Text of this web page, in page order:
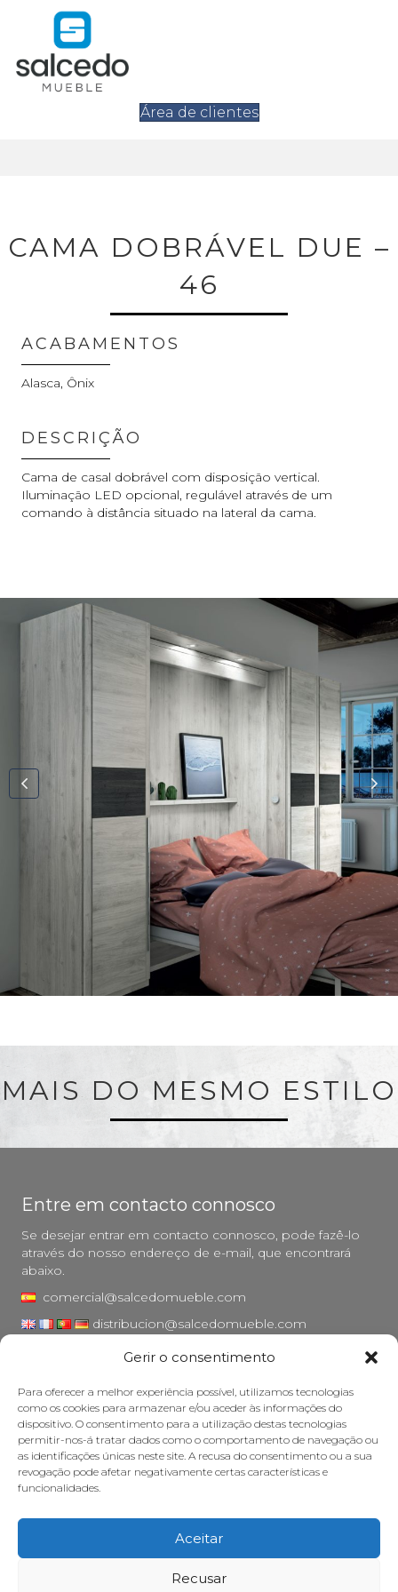
Gerir o consentimento
Para oferecer a melhor experiência possível, utilizamos tecnologias
como os cookies para armazenar e/ou aceder às informações do
dispositivo. O consentimento para a utilização destas tecnologias
permitir-nos-á tratar dados como o comportamento de navegação ou
as identificações únicas neste site. A recusa do consentimento ou a sua
revogação pode afetar negativamente certas características e
funcionalidades.
Aceitar
Recusar
Área de clientes
CAMA DOBRÁVEL DUE –
46
ACABAMENTOS
Alasca, Ônix
DESCRIÇÃO
Cama de casal dobrável com disposição vertical.
Iluminação LED opcional, regulável através de um
comando à distância situado na lateral da cama.
MAIS DO MESMO ESTILO
Entre em contacto connosco
Se desejar entrar em contacto connosco, pode fazê-lo
através do nosso endereço de e-mail, que encontrará
abaixo.
comercial@salcedomueble.com
distribucion@salcedomueble.com
Rua Arturo San Juan, 1 - Viana, Navarra (31230)
Instagram
Aviso legal
Política de privacidade
Política de cookies
Subsídios